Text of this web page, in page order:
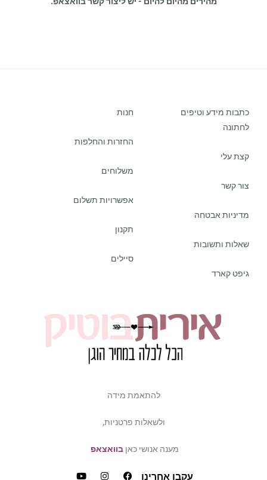
כתבות מידע וטיפים
לחתונה
קצת עלי
צור קשר
מדיניות אבטחה
שאלות ותשובות
גיפט קארד
חנות
החזרות והחלפות
משלוחים
אפשרויות תשלום
תקנון
סיילים
להתאמת מידה
ולשאלות פרטניות,
מענה אנושי כאןבוואצאפ
עקבו אחרינו